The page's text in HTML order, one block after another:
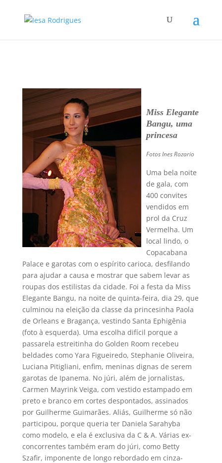
Miss Elegante
Bangu, uma
princesa
Fotos Ines Rozario
Uma bela noite
de gala, com
400 convites
vendidos em
prol da Cruz
Vermelha. Um
local lindo, o
Copacabana
Palace e garotas com o espí­rito carioca, desfilando
para ajudar a causa e mostrar que sabem levar as
roupas dos estilistas da cidade. Foi a festa da Miss
Elegante Bangu, na noite de quinta-feira, dia 29, que
culminou na eleição da classe da princesinha Paola
de Orleans e Bragança, vestindo Santa Ephigênia
(foto à esquerda). Uma escolha difí­cil porque a
passarela estreitinha do Golden Room recebeu
beldades como Yara Figueiredo, Stephanie Oliveira,
Luciana Pitigliani, enfim, meninas dignas de serem
garotas de Ipanema. No júri, além de jornalistas,
Carmen Mayrink Veiga, com vestido estampado em
preto e branco em cortes despontados, assinados
por Guilherme Guimarães. Aliás, Guilherme só não
participou, porque queria ter Daniela Sarahyba
como modelo, e ela é exclusiva da C & A. Várias ex-
concorrentes também eram do júri, como Betty
Szafir, imponente de longo rebordado em cinza-